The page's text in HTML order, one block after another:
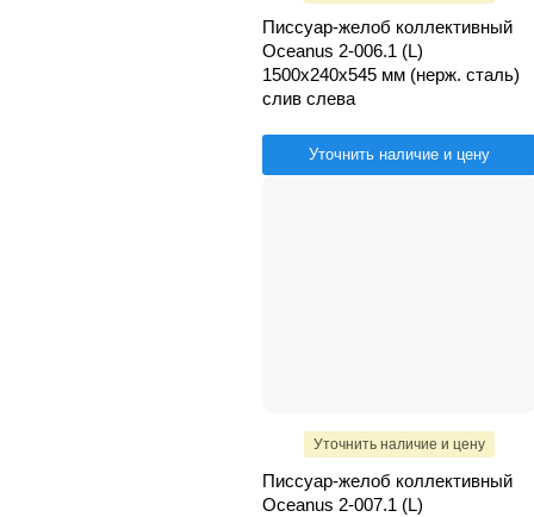
Писсуар-желоб коллективный
Oceanus 2-006.1 (L)
1500х240х545 мм (нерж. сталь)
слив слева
Уточнить наличие и цену
Уточнить наличие и цену
Писсуар-желоб коллективный
Oceanus 2-007.1 (L)